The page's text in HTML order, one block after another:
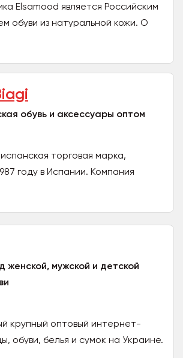
Elsamood является Российским
обуви из натуральной кожи. О
обувь и аксессуары оптом
торговая марка,
году в Испании. Компания
женской, мужской и детской
крупный оптовый интернет-
обуви, белья и сумок на Украине.